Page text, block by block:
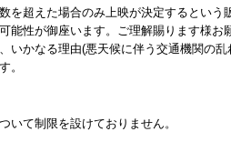
を超えた場合のみ上映が決定するという
能性が御座います。ご理解賜ります様お
いかなる理由(悪天候に伴う交通機関の
。
いて制限を設けておりません。